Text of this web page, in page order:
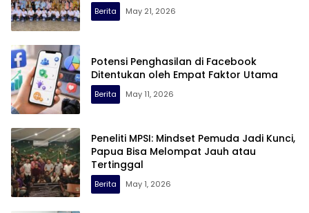
Berita May 21, 2026
Potensi Penghasilan di Facebook
Ditentukan oleh Empat Faktor Utama
Berita May 11, 2026
Peneliti MPSI: Mindset Pemuda Jadi Kunci,
Papua Bisa Melompat Jauh atau
Tertinggal
Berita May 1, 2026